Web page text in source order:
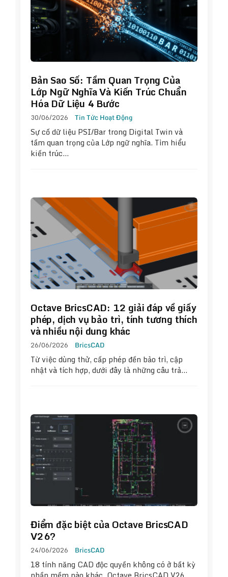
Bản Sao Số: Tầm Quan Trọng Của
Lớp Ngữ Nghĩa Và Kiến Trúc Chuẩn
Hóa Dữ Liệu 4 Bước
30/06/2026 Tin Tức Hoạt Động
Sự cố dữ liệu PSI/Bar trong Digital Twin và
tầm quan trọng của Lớp ngữ nghĩa. Tìm hiểu
kiến trúc…
Octave BricsCAD: 12 giải đáp về giấy
phép, dịch vụ bảo trì, tính tương thích
và nhiều nội dung khác
26/06/2026 BricsCAD
Từ việc dùng thử, cấp phép đến bảo trì, cập
nhật và tích hợp, dưới đây là những câu trả…
Điểm đặc biệt của Octave BricsCAD
V26?
24/06/2026 BricsCAD
18 tính năng CAD độc quyền không có ở bất kỳ